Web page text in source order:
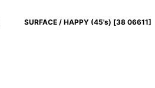
SURFACE / HAPPY (45's) [38 06611]